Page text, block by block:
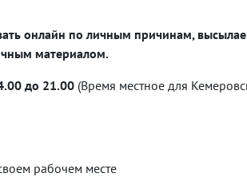
онлайн по личным причинам,
материалом.
до 21.00 (Время местное для
рабочем месте